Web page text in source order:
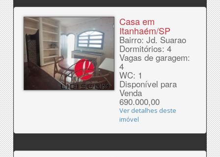
Casa em
Itanhaém/SP
Bairro: Jd. Suarao
Dormitórios: 4
Vagas de garagem:
4
WC: 1
Disponível para
Venda
690.000,00
Ver detalhes deste
imóvel